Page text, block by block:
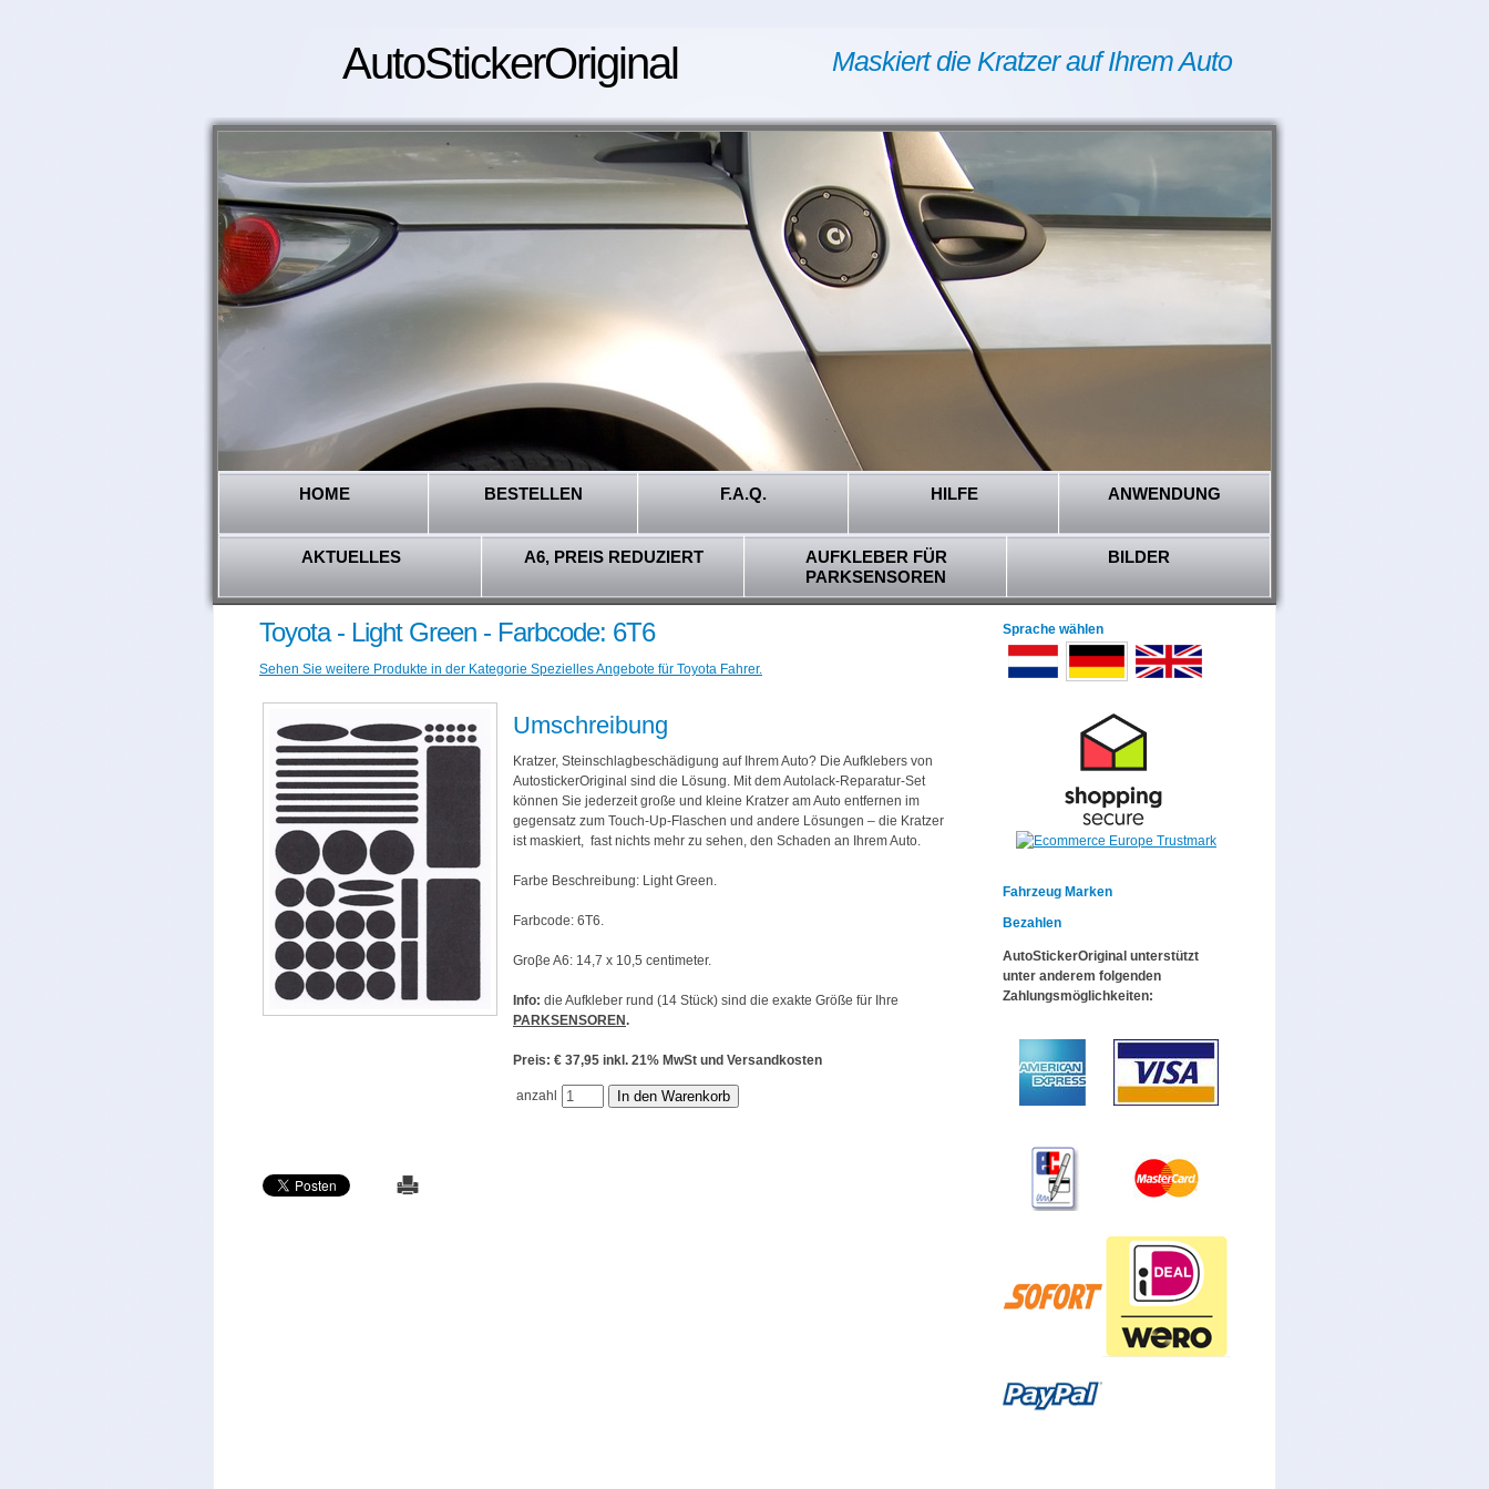
AutoStickerOriginal Maskiert die Kratzer auf Ihrem Auto
HOME BESTELLEN F.A.Q. HILFE ANWENDUNG
AKTUELLES A6, PREIS REDUZIERT
AUFKLEBER FÜR
PARKSENSOREN
BILDER
Toyota - Light Green - Farbcode: 6T6
Sehen Sie weitere Produkte in der Kategorie Spezielles Angebote für Toyota Fahrer.
Umschreibung
Kratzer, Steinschlagbeschädigung auf Ihrem Auto? Die Aufklebers von
AutostickerOriginal sind die Lösung. Mit dem Autolack-Reparatur-Set
können Sie jederzeit große und kleine Kratzer am Auto entfernen im
gegensatz zum Touch-Up-Flaschen und andere Lösungen – die Kratzer
ist maskiert, fast nichts mehr zu sehen, den Schaden an Ihrem Auto.
Farbe Beschreibung: Light Green.
Farbcode: 6T6.
Groβe A6: 14,7 x 10,5 centimeter.
Info: die Aufkleber rund (14 Stück) sind die exakte Größe für Ihre
PARKSENSOREN.
Preis: € 37,95 inkl. 21% MwSt und Versandkosten
anzahl
Sprache wählen
Fahrzeug Marken
Bezahlen
AutoStickerOriginal unterstützt
unter anderem folgenden
Zahlungsmöglichkeiten: